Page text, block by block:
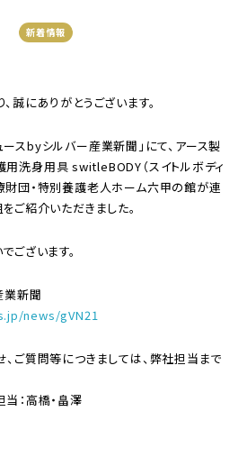
新着情報
誠にありがとうございます。
スbyシルバー産業新聞」にて、アース製
用洗身用具 switleBODY（スイトルボディ
財団・特別養護老人ホーム六甲の館が連
ご紹介いただきました。
ございます。
業新聞
news/gVN21
ご質問等につきましては、弊社担当まで
：高橋・畠澤